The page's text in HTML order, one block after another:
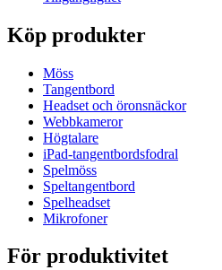
Köp produkter
Möss
Tangentbord
Headset och öronsnäckor
Webbkameror
Högtalare
iPad-tangentbordsfodral
Spelmöss
Speltangentbord
Spelheadset
Mikrofoner
För produktivitet